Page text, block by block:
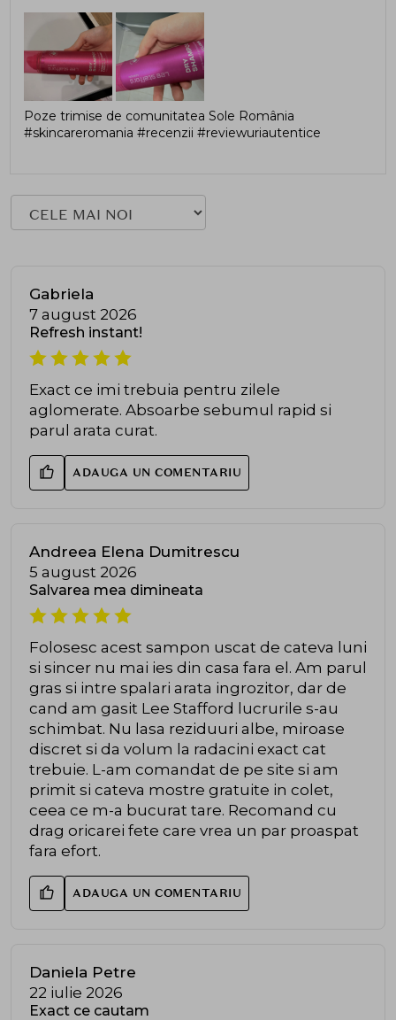
Poze trimise de comunitatea Sole România
#skincareromania #recenzii #reviewuriautentice
Gabriela
7 august 2026
Refresh instant!
Exact ce imi trebuia pentru zilele
aglomerate. Absoarbe sebumul rapid si
parul arata curat.
ADAUGA UN COMENTARIU
Andreea Elena Dumitrescu
5 august 2026
Salvarea mea dimineata
Folosesc acest sampon uscat de cateva luni
si sincer nu mai ies din casa fara el. Am parul
gras si intre spalari arata ingrozitor, dar de
cand am gasit Lee Stafford lucrurile s-au
schimbat. Nu lasa reziduuri albe, miroase
discret si da volum la radacini exact cat
trebuie. L-am comandat de pe site si am
primit si cateva mostre gratuite in colet,
ceea ce m-a bucurat tare. Recomand cu
drag oricarei fete care vrea un par proaspat
fara efort.
ADAUGA UN COMENTARIU
Daniela Petre
22 iulie 2026
Exact ce cautam